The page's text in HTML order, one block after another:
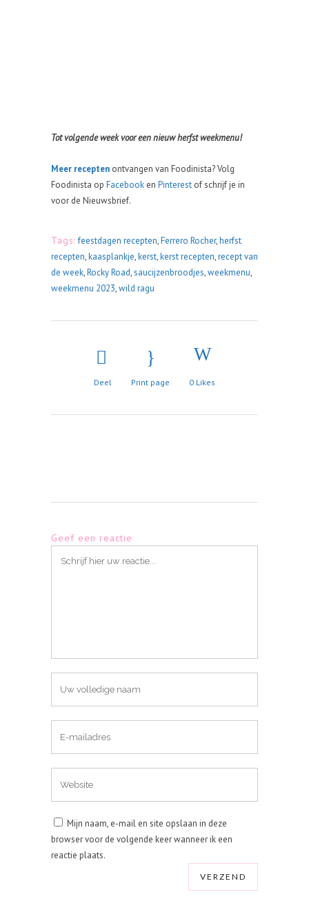
Tot volgende week voor een nieuw herfst weekmenu!
Meer recepten ontvangen van Foodinista? Volg
Foodinista op Facebook en Pinterest of schrijf je in
voor de Nieuwsbrief.
Tags: feestdagen recepten,Ferrero Rocher,herfst
recepten,kaasplankje,kerst,kerst recepten,recept van
de week,Rocky Road,saucijzenbroodjes,weekmenu,
weekmenu 2023,wild ragu
Deel Print page 0 Likes
Geef een reactie
Mijn naam, e-mail en site opslaan in deze
browser voor de volgende keer wanneer ik een
reactie plaats.